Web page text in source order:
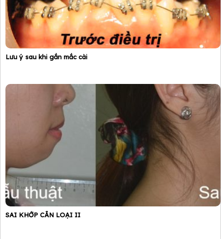
Lưu ý sau khi gắn mắc cài
SAI KHỚP CẮN LOẠI II